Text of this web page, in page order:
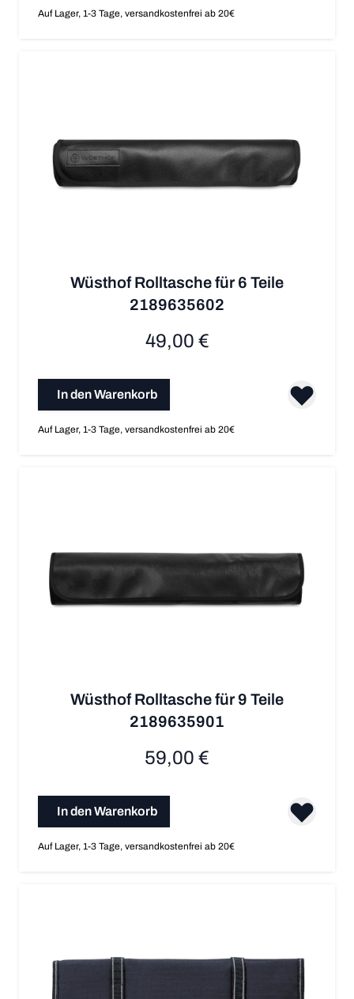
Auf Lager, 1-3 Tage, versandkostenfrei ab 20€
Wüsthof Rolltasche für 6 Teile
2189635602
49,00 €
In den Warenkorb
Auf Lager, 1-3 Tage, versandkostenfrei ab 20€
Wüsthof Rolltasche für 9 Teile
2189635901
59,00 €
In den Warenkorb
Auf Lager, 1-3 Tage, versandkostenfrei ab 20€